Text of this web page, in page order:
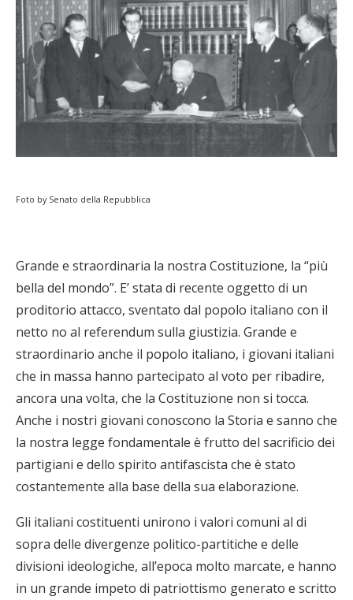
Foto by Senato della Repubblica
Grande e straordinaria la nostra Costituzione, la “più
bella del mondo”. E’ stata di recente oggetto di un
proditorio attacco, sventato dal popolo italiano con il
netto no al referendum sulla giustizia. Grande e
straordinario anche il popolo italiano, i giovani italiani
che in massa hanno partecipato al voto per ribadire,
ancora una volta, che la Costituzione non si tocca.
Anche i nostri giovani conoscono la Storia e sanno che
la nostra legge fondamentale è frutto del sacrificio dei
partigiani e dello spirito antifascista che è stato
costantemente alla base della sua elaborazione.
Gli italiani costituenti unirono i valori comuni al di
sopra delle divergenze politico-partitiche e delle
divisioni ideologiche, all’epoca molto marcate, e hanno
in un grande impeto di patriottismo generato e scritto